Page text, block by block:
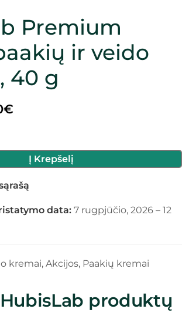
Premium
ir veido
40 g
€
Į Krepšelį
data: 7 rugpjūčio, 2026 – 12
kremai, Akcijos, Paakių kremai
produktų